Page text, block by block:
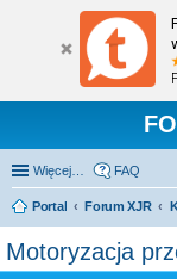
Więcej… FAQ
Portal Forum XJR
Motoryzacja